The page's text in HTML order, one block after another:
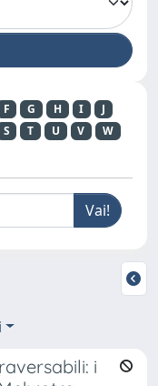
F G H I
J
S T U V
W
i